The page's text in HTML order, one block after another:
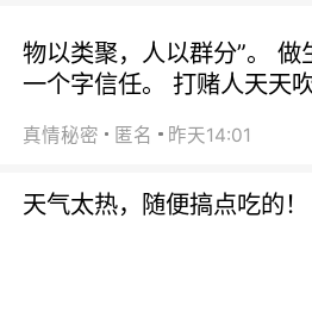
物以类聚，人以群分”。 做
一个字信任。 打赌人天天
真情秘密 匿名 昨天14:01
天气太热，随便搞点吃的！